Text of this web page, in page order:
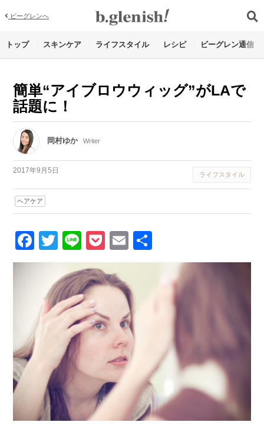
ビーグレンへ
トップ スキンケア ライフスタイル レシピ ビーグレン通信
簡単“アイブロウウィッグ”がLAで
話題に！
岡村ゆか Writer
2017年9月5日 ライフスタイル
ヘアケア
Facebook
Twitter
LinePocket
Email